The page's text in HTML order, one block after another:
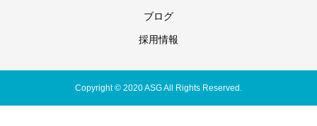
ブログ
採用情報
Copyright © 2020 ASG All Rights Reserved.